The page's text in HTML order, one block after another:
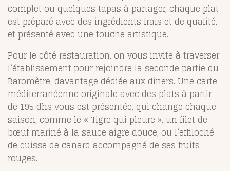
complet ou quelques tapas à partager, chaque plat
est préparé avec des ingrédients frais et de qualité,
et présenté avec une touche artistique.
Pour le côté restauration, on vous invite à traverser
l’établissement pour rejoindre la seconde partie du
Baromètre, davantage dédiée aux diners. Une carte
méditerranéenne originale avec des plats à partir
de 195 dhs vous est présentée, qui change chaque
saison, comme le « Tigre qui pleure », un filet de
bœuf mariné à la sauce aigre douce, ou l’effiloché
de cuisse de canard accompagné de ses fruits
rouges.